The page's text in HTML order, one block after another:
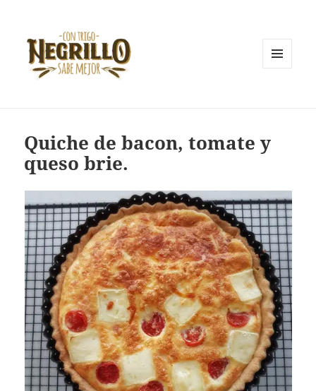
Quiche de bacon, tomate y
queso brie.